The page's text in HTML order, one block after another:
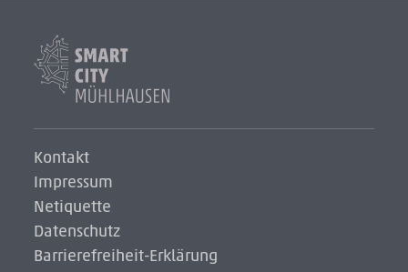
Logo
Kontakt
Impressum
Netiquette
Datenschutz
Barrierefreiheit-Erklärung